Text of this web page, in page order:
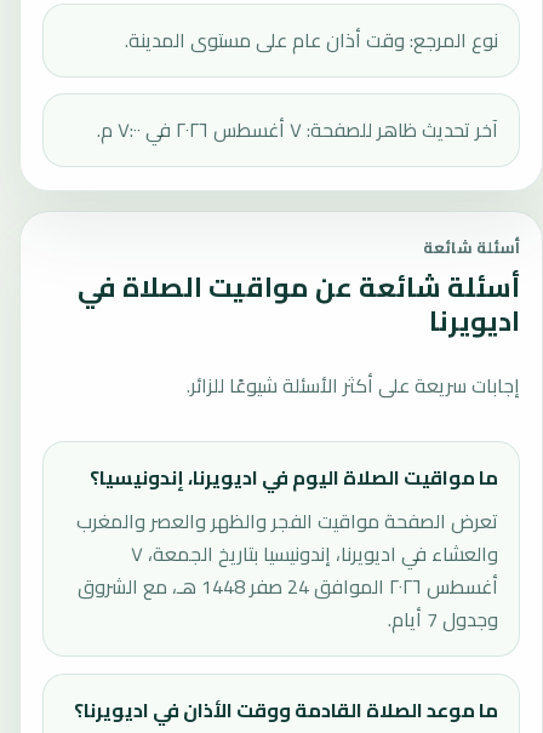
نوع المرجع: وقت أذان عام على مستوى المدينة.
آخر تحديث ظاهر للصفحة: ٧ أغسطس ٢٠٢٦ في ٧:٠٠ م.
أسئلة شائعة
أسئلة شائعة عن مواقيت الصلاة في
اديويرنا
إجابات سريعة على أكثر الأسئلة شيوعًا للزائر.
ما مواقيت الصلاة اليوم في اديويرنا، إندونيسيا؟
تعرض الصفحة مواقيت الفجر والظهر والعصر والمغرب
والعشاء في اديويرنا، إندونيسيا بتاريخ الجمعة، ٧
أغسطس ٢٠٢٦ الموافق 24 صفر 1448 هـ، مع الشروق
وجدول 7 أيام.
ما موعد الصلاة القادمة ووقت الأذان في اديويرنا؟